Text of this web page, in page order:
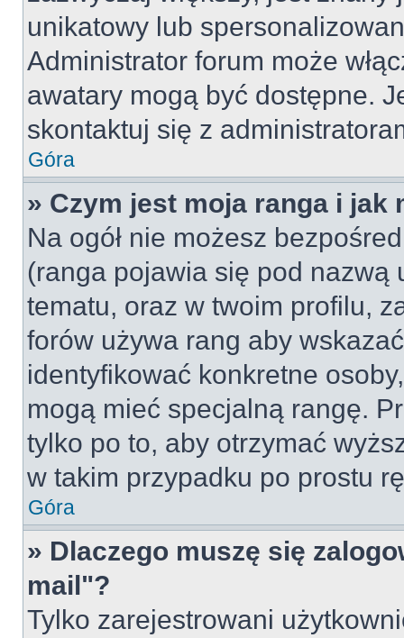
unikatowy lub
Administrator forum może
awatary mogą być dostępne.
skontaktuj się z
Góra
» Czym jest moja ranga i jak
Na ogół nie możesz
(ranga pojawia się pod
tematu, oraz w twoim profilu,
forów używa rang aby
identyfikować konkretne
mogą mieć specjalną rangę.
tylko po to, aby otrzymać
w takim przypadku po prostu
Góra
» Dlaczego muszę się
mail"?
Tylko zarejestrowani